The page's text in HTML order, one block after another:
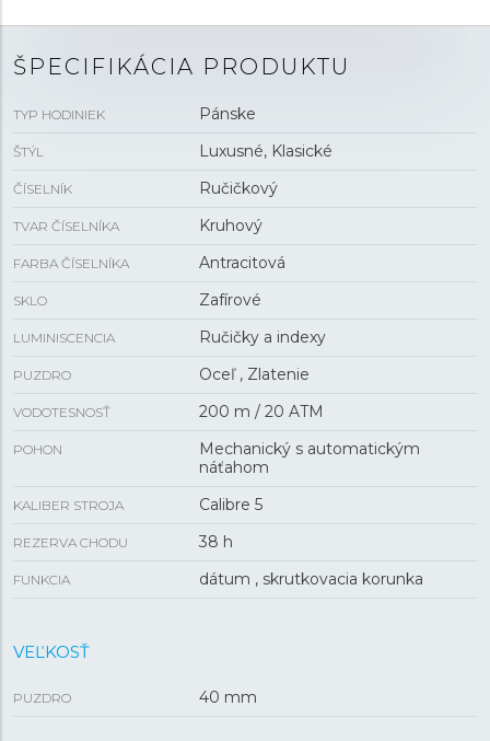
ŠPECIFIKÁCIA PRODUKTU
TYP HODINIEK Pánske
ŠTÝL Luxusné, Klasické
ČÍSELNÍK Ručičkový
TVAR ČÍSELNÍKA Kruhový
FARBA ČÍSELNÍKA Antracitová
SKLO Zafírové
LUMINISCENCIA Ručičky a indexy
PUZDRO Oceľ , Zlatenie
VODOTESNOSŤ 200 m / 20 ATM
POHON
Mechanický s automatickým
náťahom
KALIBER STROJA Calibre 5
REZERVA CHODU 38 h
FUNKCIA dátum , skrutkovacia korunka
VEĽKOSŤ
PUZDRO 40 mm